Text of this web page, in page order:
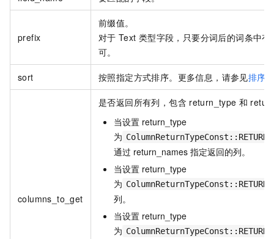
prefix
前缀值。
对于 Text 类型字段，只要分词后的词条中
可。
sort 按照指定方式排序。更多信息，请参见排序
columns_to_get
是否返回所有列，包含 return_type 和
当设置 return_type
为
通过 return_names 指定返回的列。
当设置 return_type
为
列。
当设置 return_type
为